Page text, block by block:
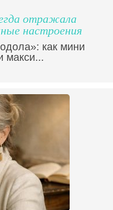
отражала
настроения
как мини
макси...